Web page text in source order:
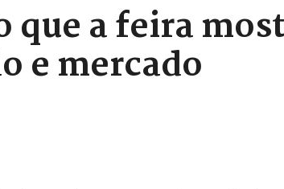
que a feira
e mercado